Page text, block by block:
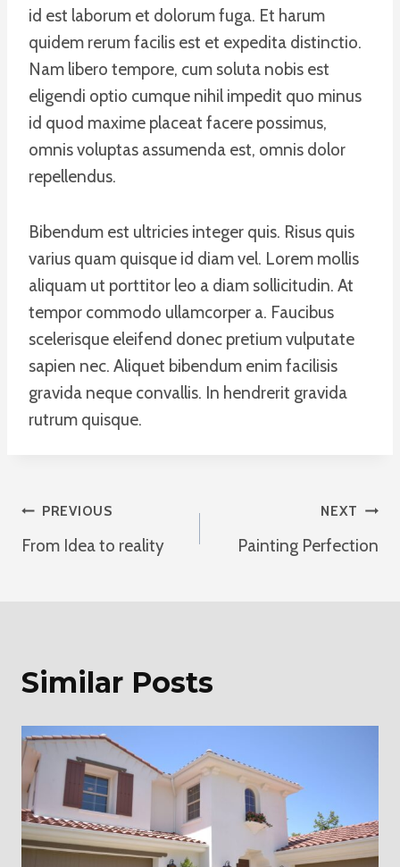
id est laborum et dolorum fuga. Et harum
quidem rerum facilis est et expedita distinctio.
Nam libero tempore, cum soluta nobis est
eligendi optio cumque nihil impedit quo minus
id quod maxime placeat facere possimus,
omnis voluptas assumenda est, omnis dolor
repellendus.
Bibendum est ultricies integer quis. Risus quis
varius quam quisque id diam vel. Lorem mollis
aliquam ut porttitor leo a diam sollicitudin. At
tempor commodo ullamcorper a. Faucibus
scelerisque eleifend donec pretium vulputate
sapien nec. Aliquet bibendum enim facilisis
gravida neque convallis. In hendrerit gravida
rutrum quisque.
Post
Navigation
PREVIOUS
From Idea to reality
NEXT
Painting Perfection
Similar Posts